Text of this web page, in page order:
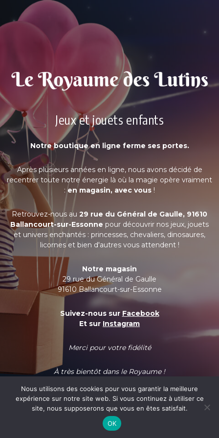
Jeux et jouets enfants
Notre boutique en ligne ferme ses portes.
Après plusieurs années en ligne, nous avons décidé de
recentrer toute notre énergie là où la magie opère vraiment
:en magasin, avec vous !
Retrouvez-nous au 29 rue du Général de Gaulle, 91610
Ballancourt-sur-Essonne pour découvrir nos jeux, jouets
et univers enchantés : princesses, chevaliers, dinosaures,
licornes et bien d'autres vous attendent !
Notre magasin
29 rue du Général de Gaulle
91610 Ballancourt-sur-Essonne
Suivez-nous sur Facebook
Et sur Instagram
Merci pour votre fidélité
À très bientôt dans le Royaume !
Nous utilisons des cookies pour vous garantir la meilleure
expérience sur notre site web. Si vous continuez à utiliser ce
site, nous supposerons que vous en êtes satisfait.
OK